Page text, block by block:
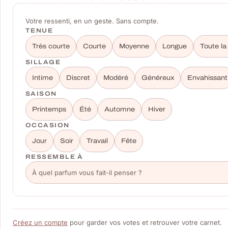
Votre ressenti, en un geste. Sans compte.
TENUE
Très courte Courte Moyenne Longue Toute
SILLAGE
Intime Discret Modéré Généreux Envahissant
SAISON
Printemps Été Automne Hiver
OCCASION
Jour Soir Travail Fête
RESSEMBLE À
Créez un compte pour garder vos votes et retrouver votre carnet.